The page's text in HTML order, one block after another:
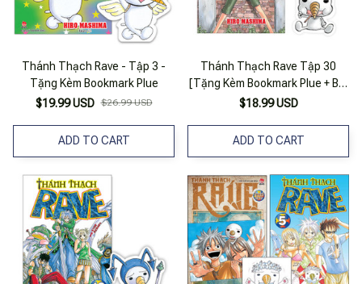
Thánh Thạch Rave - Tập 3 -
Tặng Kèm Bookmark Plue
$19.99 USD $26.99 USD
ADD TO CART
Thánh Thạch Rave Tập 30
[Tặng Kèm Bookmark Plue + Bìa
Áo Đặc Biệt
$18.99 USD
ADD TO CART